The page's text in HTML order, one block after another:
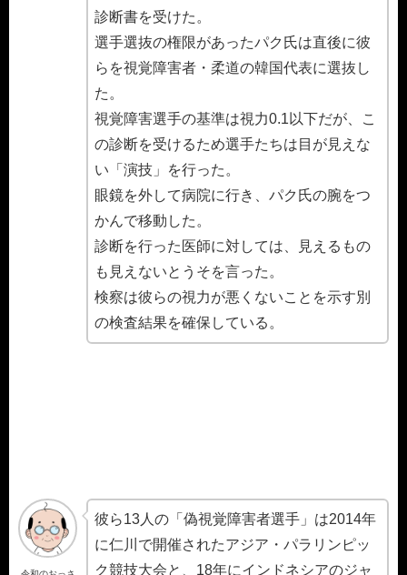
診断書を受けた。
選手選抜の権限があったパク氏は直後に彼
らを視覚障害者・柔道の韓国代表に選抜し
た。
視覚障害選手の基準は視力0.1以下だが、こ
の診断を受けるため選手たちは目が見えな
い「演技」を行った。
眼鏡を外して病院に行き、パク氏の腕をつ
かんで移動した。
診断を行った医師に対しては、見えるもの
も見えないとうそを言った。
検察は彼らの視力が悪くないことを示す別
の検査結果を確保している。
彼ら13人の「偽視覚障害者選手」は2014年
に仁川で開催されたアジア・パラリンピッ
ク競技大会と、18年にインドネシアのジャ